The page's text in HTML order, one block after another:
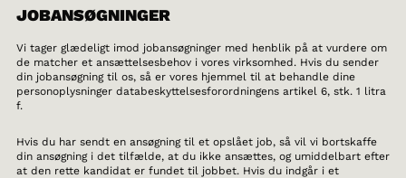
JOBANSØGNINGER
Vi tager glædeligt imod jobansøgninger med henblik på at vurdere om
de matcher et ansættelsesbehov i vores virksomhed. Hvis du sender
din jobansøgning til os, så er vores hjemmel til at behandle dine
personoplysninger databeskyttelsesforordningens artikel 6, stk. 1 litra
f.
Hvis du har sendt en ansøgning til et opslået job, så vil vi bortskaffe
din ansøgning i det tilfælde, at du ikke ansættes, og umiddelbart efter
at den rette kandidat er fundet til jobbet. Hvis du indgår i et